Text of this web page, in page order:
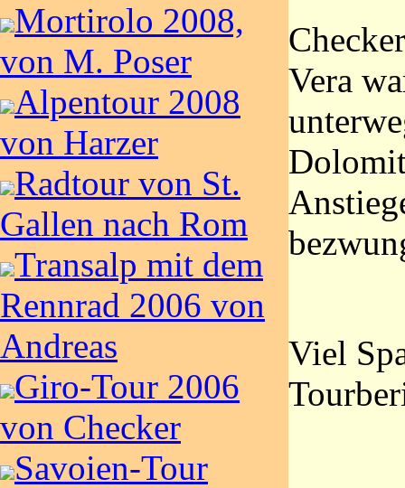
Mortirolo 2008,
von M. Poser
Alpentour 2008
von Harzer
Radtour von St.
Gallen nach Rom
Transalp mit dem
Rennrad 2006 von
Andreas
Giro-Tour 2006
von Checker
Savoien-Tour
Vera
Viel